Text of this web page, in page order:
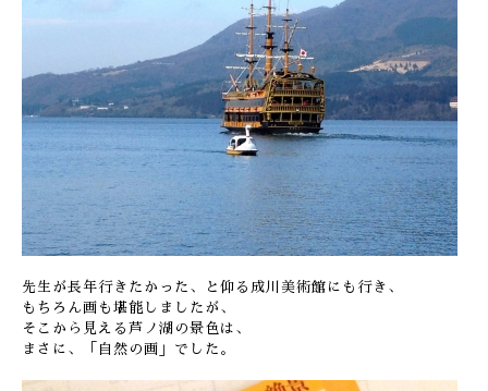
先生が長年行きたかった、と仰る成川美術館にも行き、
もちろん画も堪能しましたが、
そこから見える芦ノ湖の景色は、
まさに、「自然の画」でした。